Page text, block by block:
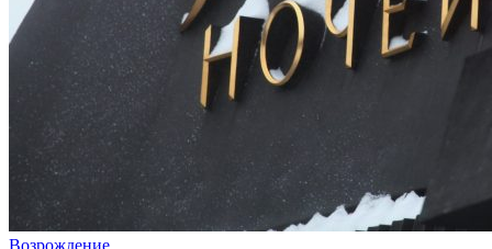
Возрождение